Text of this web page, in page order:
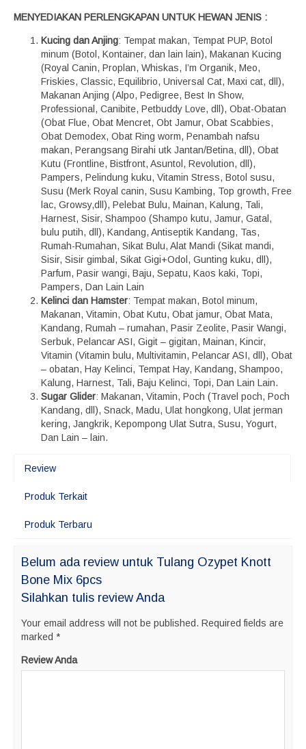
MENYEDIAKAN PERLENGKAPAN UNTUK HEWAN JENIS :
Kucing dan Anjing: Tempat makan, Tempat PUP, Botol
minum (Botol, Kontainer, dan lain lain), Makanan Kucing
(Royal Canin, Proplan, Whiskas, I’m Organik, Meo,
Friskies, Classic, Equilibrio, Universal Cat, Maxi cat, dll),
Makanan Anjing (Alpo, Pedigree, Best In Show,
Professional, Canibite, Petbuddy Love, dll), Obat-Obatan
(Obat Flue, Obat Mencret, Obt Jamur, Obat Scabbies,
Obat Demodex, Obat Ring worm, Penambah nafsu
makan, Perangsang Birahi utk Jantan/Betina, dll), Obat
Kutu (Frontline, Bistfront, Asuntol, Revolution, dll),
Pampers, Pelindung kuku, Vitamin Stress, Botol susu,
Susu (Merk Royal canin, Susu Kambing, Top growth, Free
lac, Growsy,dll), Pelebat Bulu, Mainan, Kalung, Tali,
Harnest, Sisir, Shampoo (Shampo kutu, Jamur, Gatal,
bulu putih, dll), Kandang, Antiseptik Kandang, Tas,
Rumah-Rumahan, Sikat Bulu, Alat Mandi (Sikat mandi,
Sisir, Sisir gimbal, Sikat Gigi+Odol, Gunting kuku, dll),
Parfum, Pasir wangi, Baju, Sepatu, Kaos kaki, Topi,
Pampers, Dan Lain Lain
Kelinci dan Hamster: Tempat makan, Botol minum,
Makanan, Vitamin, Obat Kutu, Obat jamur, Obat Mata,
Kandang, Rumah – rumahan, Pasir Zeolite, Pasir Wangi,
Serbuk, Pelancar ASI, Gigit – gigitan, Mainan, Kincir,
Vitamin (Vitamin bulu, Multivitamin, Pelancar ASI, dll), Obat
– obatan, Hay Kelinci, Tempat Hay, Kandang, Shampoo,
Kalung, Harnest, Tali, Baju Kelinci, Topi, Dan Lain Lain.
Sugar Glider: Makanan, Vitamin, Poch (Travel poch, Poch
Kandang, dll), Snack, Madu, Ulat hongkong, Ulat jerman
kering, Jangkrik, Kepompong Ulat Sutra, Susu, Yogurt,
Dan Lain – lain.
Review
Produk Terkait
Produk Terbaru
Belum ada review untuk Tulang Ozypet Knott
Bone Mix 6pcs
Silahkan tulis review Anda
Your email address will not be published. Required fields are
marked *
Review Anda